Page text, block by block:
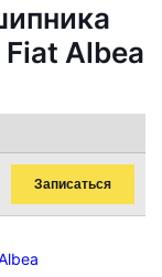
Albea
Записаться